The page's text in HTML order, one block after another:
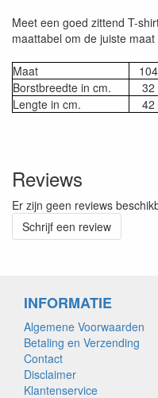
Meet een goed zittend T-
maattabel om de juiste maat
Maat 104
Borstbreedte in cm.
32
Lengte in cm.
42
Reviews
Er zijn geen reviews
Schrijf een review
INFORMATIE
Algemene Voorwaarden
Betaling en Verzending
Contact
Disclaimer
Klantenservice